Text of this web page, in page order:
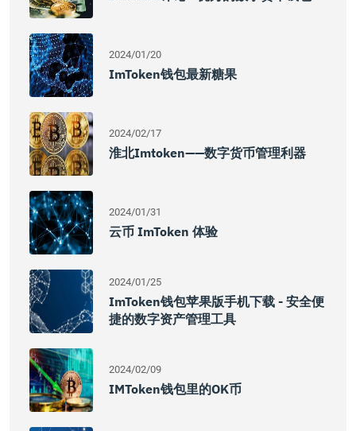
2024/01/20
ImToken钱包最新糖果
2024/02/17
淮北imtoken——数字货币管理利器
2024/01/31
云币 ImToken 体验
2024/01/25
ImToken钱包苹果版手机下载 - 安全便
捷的数字资产管理工具
2024/02/09
IMToken钱包里的OK币